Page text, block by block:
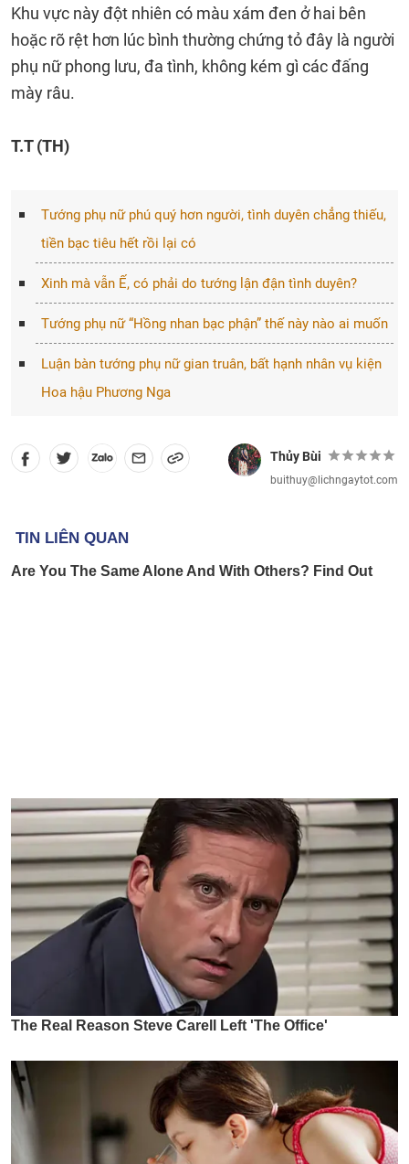
Khu vực này đột nhiên có màu xám đen ở hai bên
hoặc rõ rệt hơn lúc bình thường chứng tỏ đây là người
phụ nữ phong lưu, đa tình, không kém gì các đấng
mày râu.
T.T (TH)
Tướng phụ nữ phú quý hơn người, tình duyên chẳng thiếu,
tiền bạc tiêu hết rồi lại có
Xinh mà vẫn Ế, có phải do tướng lận đận tình duyên?
Tướng phụ nữ “Hồng nhan bạc phận” thế này nào ai muốn
Luận bàn tướng phụ nữ gian truân, bất hạnh nhân vụ kiện
Hoa hậu Phương Nga
Thủy Bùi
buithuy@lichngaytot.com